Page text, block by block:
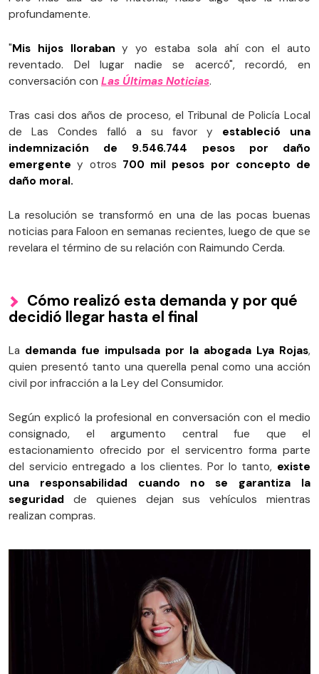
profundamente.
"Mis hijos lloraban y yo estaba sola ahí con el auto
reventado. Del lugar nadie se acercó", recordó, en
conversación con Las Últimas Noticias.
Tras casi dos años de proceso, el Tribunal de Policía Local
de Las Condes falló a su favor y estableció una
indemnización de 9.546.744 pesos por daño
emergente y otros 700 mil pesos por concepto de
daño moral.
La resolución se transformó en una de las pocas buenas
noticias para Faloon en semanas recientes, luego de que se
revelara el término de su relación con Raimundo Cerda.
Cómo realizó esta demanda y por qué
decidió llegar hasta el final
La demanda fue impulsada por la abogada Lya Rojas,
quien presentó tanto una querella penal como una acción
civil por infracción a la Ley del Consumidor.
Según explicó la profesional en conversación con el medio
consignado, el argumento central fue que el
estacionamiento ofrecido por el servicentro forma parte
del servicio entregado a los clientes. Por lo tanto, existe
una responsabilidad cuando no se garantiza la
seguridad de quienes dejan sus vehículos mientras
realizan compras.